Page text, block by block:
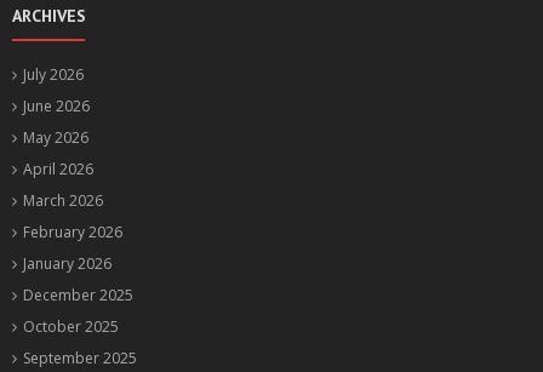
ARCHIVES
July 2026
June 2026
May 2026
April 2026
March 2026
February 2026
January 2026
December 2025
October 2025
September 2025